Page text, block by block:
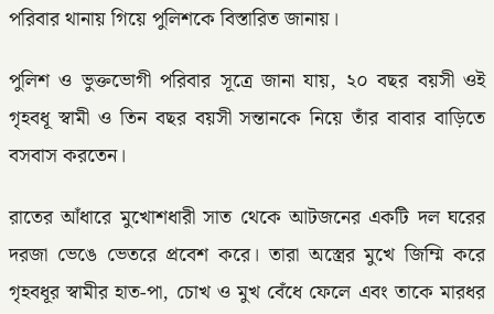
পরিবার থানায় গিয়ে পুলিশকে বিস্তারিত জানায়।
পুলিশ ও ভুক্তভোগী পরিবার সূত্রে জানা যায়, ২০ বছর বয়সী ওই
গৃহবধূ স্বামী ও তিন বছর বয়সী সন্তানকে নিয়ে তাঁর বাবার বাড়িতে
বসবাস করতেন।
রাতের আঁধারে মুখোশধারী সাত থেকে আটজনের একটি দল ঘরের
দরজা ভেঙে ভেতরে প্রবেশ করে। তারা অস্ত্রের মুখে জিম্মি করে
গৃহবধূর স্বামীর হাত-পা, চোখ ও মুখ বেঁধে ফেলে এবং তাকে মারধর